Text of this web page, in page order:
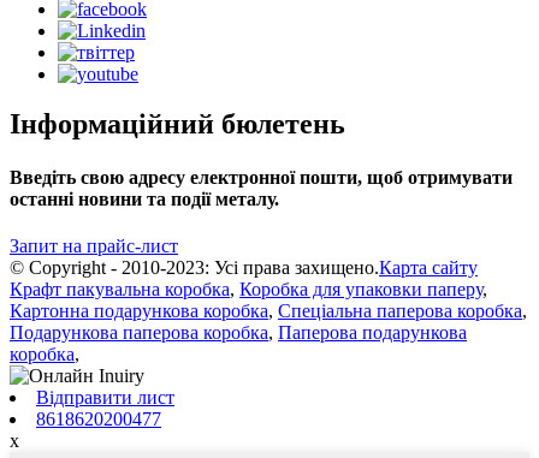
Інформаційний бюлетень
Введіть свою адресу електронної пошти, щоб отримувати
останні новини та події металу.
Запит на прайс-лист
© Copyright - 2010-2023: Усі права захищено.Карта сайту
Крафт пакувальна коробка, Коробка для упаковки паперу,
Картонна подарункова коробка, Спеціальна паперова коробка,
Подарункова паперова коробка, Паперова подарункова
коробка,
Відправити лист
8618620200477
x